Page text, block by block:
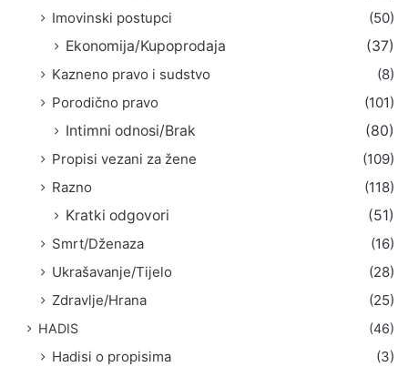
Imovinski postupci
(50)
Ekonomija/Kupoprodaja
(37)
Kazneno pravo i sudstvo
(8)
Porodično pravo
(101)
Intimni odnosi/Brak
(80)
Propisi vezani za žene
(109)
Razno
(118)
Kratki odgovori
(51)
Smrt/Dženaza
(16)
Ukrašavanje/Tijelo
(28)
Zdravlje/Hrana
(25)
HADIS (46)
Hadisi o propisima
(3)